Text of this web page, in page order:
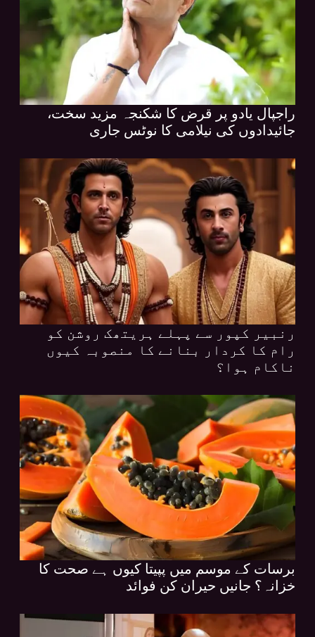
راجپال یادو پر قرض کا شکنجہ مزید سخت،
جائیدادوں کی نیلامی کا نوٹس جاری
رنبیر کپور سے پہلے ہریتھک روشن کو
رام کا کردار بنانے کا منصوبہ کیوں
ناکام ہوا؟
برسات کے موسم میں پپیتا کیوں ہے صحت کا
خزانہ؟ جانیں حیران کن فوائد